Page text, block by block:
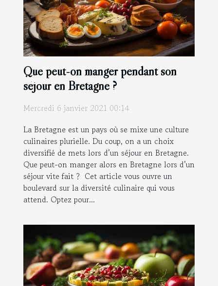
Que peut-on manger pendant son
séjour en Bretagne ?
Mercredi 6 janvier 2021 00:14
La Bretagne est un pays où se mixe une culture
culinaires plurielle. Du coup, on a un choix
diversifié de mets lors d’un séjour en Bretagne.
Que peut-on manger alors en Bretagne lors d’un
séjour vite fait ? Cet article vous ouvre un
boulevard sur la diversité culinaire qui vous
attend. Optez pour...